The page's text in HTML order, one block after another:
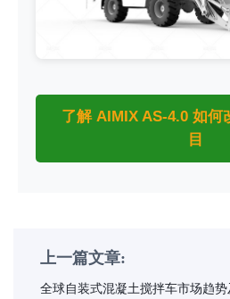
了解 AIMIX AS-4.0 如何
目
上一篇文章:
全球自装式混凝土搅拌车市场趋